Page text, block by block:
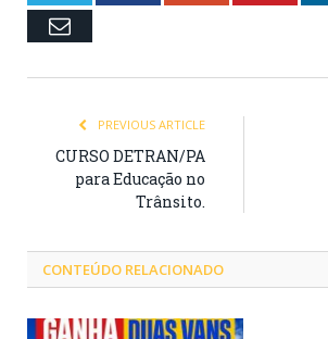
Email
PREVIOUS ARTICLE
CURSO DETRAN/PA
para Educação no
Trânsito.
CONTEÚDO RELACIONADO